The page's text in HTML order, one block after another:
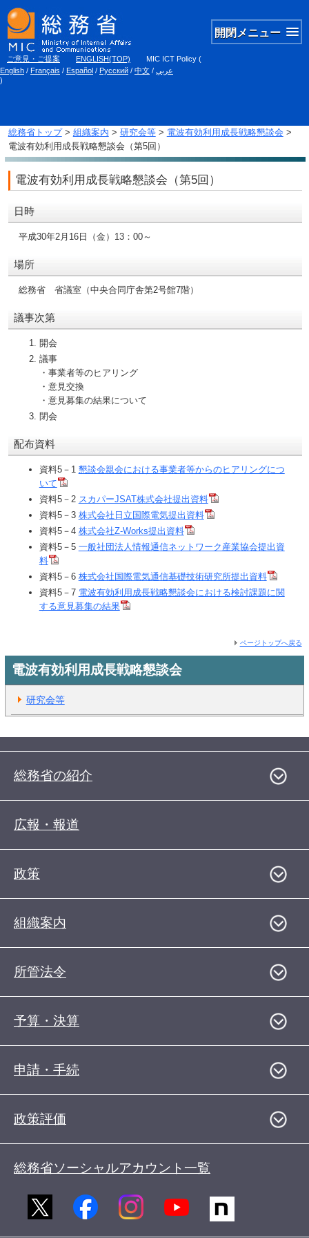
開閉メニュー
ご意見・ご提案 ENGLISH(TOP) MIC ICT Policy (
English / Français / Español / Русский / 中文 / عربي
)
総務省トップ> 組織案内 > 研究会等> 電波有効利用成長戦略懇談会 >
電波有効利用成長戦略懇談会（第5回）
電波有効利用成長戦略懇談会（第5回）
日時
平成30年2月16日（金）13：00～
場所
総務省 省議室（中央合同庁舎第2号館7階）
議事次第
開会
議事
・事業者等のヒアリング
・意見交換
・意見募集の結果について
閉会
配布資料
資料5－1 懇談会親会における事業者等からのヒアリングにつ
いて
資料5－2 スカパーJSAT株式会社提出資料
資料5－3 株式会社日立国際電気提出資料
資料5－4 株式会社Z-Works提出資料
資料5－5 一般社団法人情報通信ネットワーク産業協会提出資
料
資料5－6 株式会社国際電気通信基礎技術研究所提出資料
資料5－7 電波有効利用成長戦略懇談会における検討課題に関
する意見募集の結果
ページトップへ戻る
電波有効利用成長戦略懇談会
研究会等
総務省の紹介
広報・報道
政策
組織案内
所管法令
予算・決算
申請・手続
政策評価
総務省ソーシャルアカウント一覧